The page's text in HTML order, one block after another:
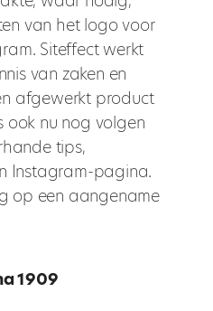
van het logo voor
Siteffect werkt
van zaken en
afgewerkt product
ook nu nog volgen
tips,
Instagram-pagina.
op een aangename
1909